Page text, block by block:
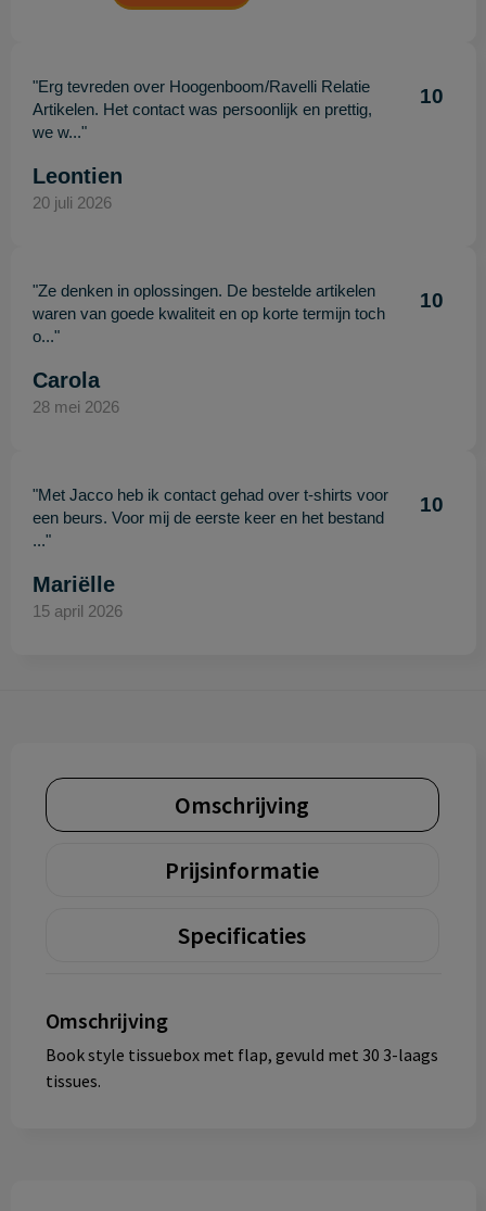
"Erg tevreden over Hoogenboom/Ravelli Relatie
Artikelen. Het contact was persoonlijk en prettig,
we w..."
10
Leontien
20 juli 2026
"Ze denken in oplossingen. De bestelde artikelen
waren van goede kwaliteit en op korte termijn toch
o..."
10
Carola
28 mei 2026
"Met Jacco heb ik contact gehad over t-shirts voor
een beurs. Voor mij de eerste keer en het bestand
..."
10
Mariëlle
15 april 2026
Omschrijving
Prijsinformatie
Specificaties
Omschrijving
Book style tissuebox met flap, gevuld met 30 3-laags
tissues.